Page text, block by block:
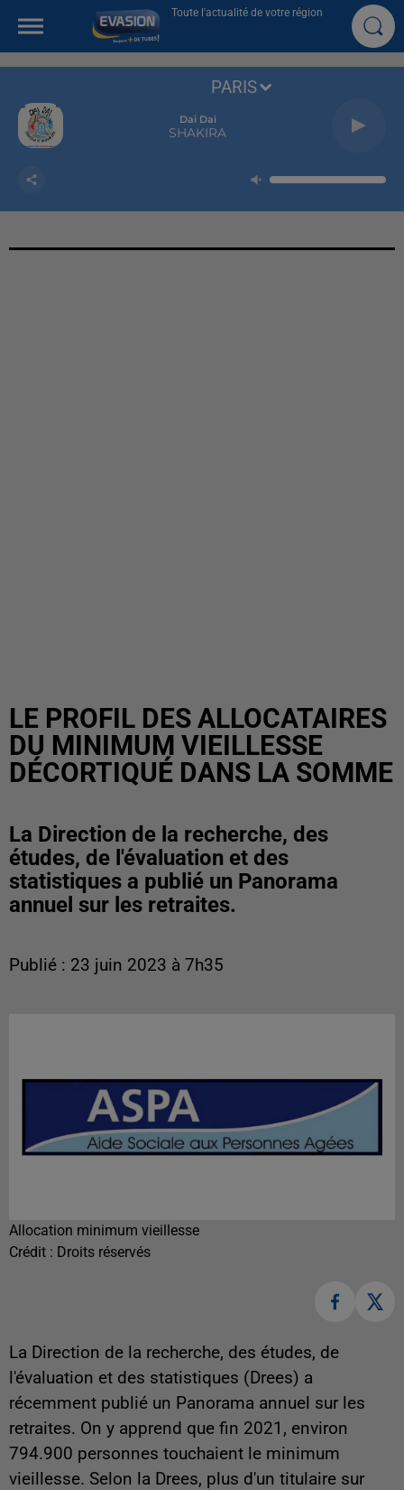
Toute l'actualité de votre région
Dai Dai
SHAKIRA
PARIS
LE PROFIL DES ALLOCATAIRES
DU MINIMUM VIEILLESSE
DÉCORTIQUÉ DANS LA SOMME
La Direction de la recherche, des
études, de l'évaluation et des
statistiques a publié un Panorama
annuel sur les retraites.
Publié : 23 juin 2023 à 7h35
Allocation minimum vieillesse
Crédit : Droits réservés
La Direction de la recherche, des études, de
l'évaluation et des statistiques (Drees) a
récemment publié un Panorama annuel sur les
retraites. On y apprend que fin 2021, environ
794.900 personnes touchaient le minimum
vieillesse. Selon la Drees, plus d'un titulaire sur